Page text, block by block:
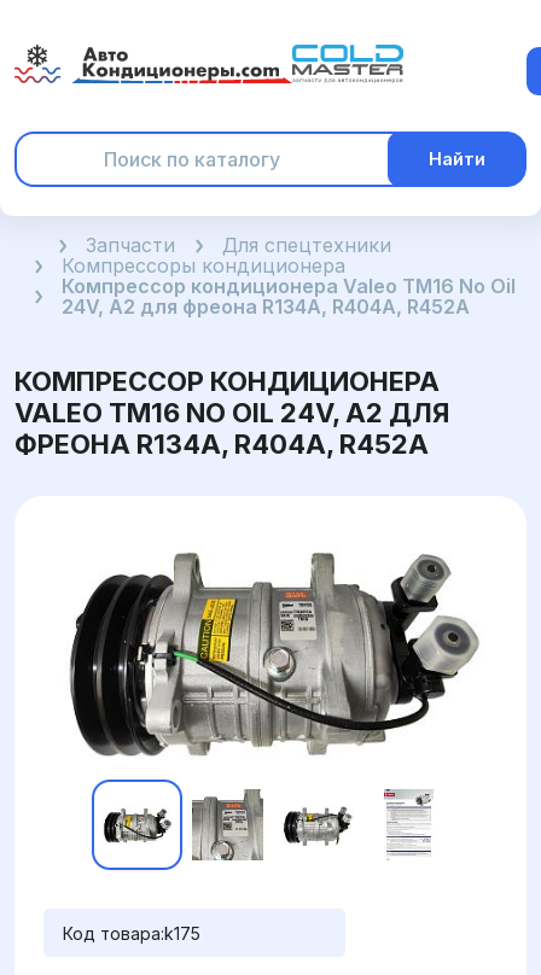
Найти
ГлавнаяЗапчасти
Для спецтехники
Компрессоры кондиционера
Компрессор кондиционера Valeo TM16 No Oil
24V, A2 для фреона R134A, R404A, R452A
КОМПРЕССОР КОНДИЦИОНЕРА
VALEO TM16 NO OIL 24V, A2 ДЛЯ
ФРЕОНА R134A, R404A, R452A
Код товара:k175